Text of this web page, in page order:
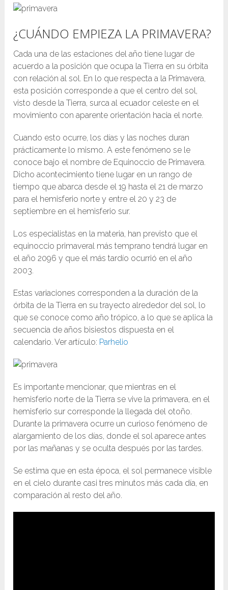
¿CUÁNDO EMPIEZA LA PRIMAVERA?
Cada una de las estaciones del año tiene lugar de
acuerdo a la posición que ocupa la Tierra en su órbita
con relación al sol. En lo que respecta a la Primavera,
esta posición corresponde a que el centro del sol,
visto desde la Tierra, surca al ecuador celeste en el
movimiento con aparente orientación hacia el norte.
Cuando esto ocurre, los días y las noches duran
prácticamente lo mismo. A este fenómeno se le
conoce bajo el nombre de Equinoccio de Primavera.
Dicho acontecimiento tiene lugar en un rango de
tiempo que abarca desde el 19 hasta el 21 de marzo
para el hemisferio norte y entre el 20 y 23 de
septiembre en el hemisferio sur.
Los especialistas en la materia, han previsto que el
equinoccio primaveral más temprano tendrá lugar en
el año 2096 y que el más tardío ocurrió en el año
2003.
Estas variaciones corresponden a la duración de la
órbita de la Tierra en su trayecto alrededor del sol, lo
que se conoce como año trópico, a lo que se aplica la
secuencia de años bisiestos dispuesta en el
calendario. Ver artículo: Parhelio
Es importante mencionar, que mientras en el
hemisferio norte de la Tierra se vive la primavera, en el
hemisferio sur corresponde la llegada del otoño.
Durante la primavera ocurre un curioso fenómeno de
alargamiento de los días, donde el sol aparece antes
por las mañanas y se oculta después por las tardes.
Se estima que en esta época, el sol permanece visible
en el cielo durante casi tres minutos más cada día, en
comparación al resto del año.